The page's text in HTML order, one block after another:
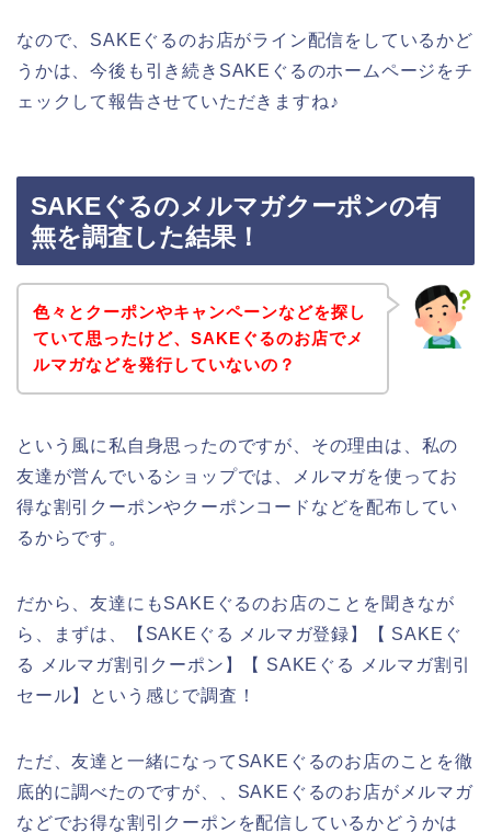
なので、SAKEぐるのお店がライン配信をしているかど
うかは、今後も引き続きSAKEぐるのホームページをチ
ェックして報告させていただきますね♪
SAKEぐるのメルマガクーポンの有
無を調査した結果！
色々とクーポンやキャンペーンなどを探し
ていて思ったけど、SAKEぐるのお店でメ
ルマガなどを発行していないの？
という風に私自身思ったのですが、その理由は、私の
友達が営んでいるショップでは、メルマガを使ってお
得な割引クーポンやクーポンコードなどを配布してい
るからです。
だから、友達にもSAKEぐるのお店のことを聞きなが
ら、まずは、【SAKEぐる メルマガ登録】【 SAKEぐ
る メルマガ割引クーポン】【 SAKEぐる メルマガ割引
セール】という感じで調査！
ただ、友達と一緒になってSAKEぐるのお店のことを徹
底的に調べたのですが、、SAKEぐるのお店がメルマガ
などでお得な割引クーポンを配信しているかどうかは